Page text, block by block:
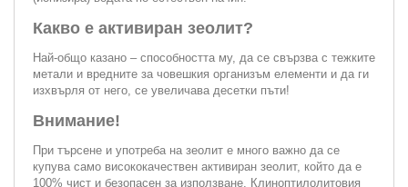
Какво е активиран зеолит?
Най-общо казано – способността му, да се свързва с тежките
метали и вредните за човешкия организъм елементи и да ги
изхвърля от него, се увеличава десетки пъти!
Внимание!
При търсене и употреба на зеолит е много важно да се
купува само висококачествен активиран зеолит, който да е
100% чист и безопасен за използване. Клиноптилолитовия